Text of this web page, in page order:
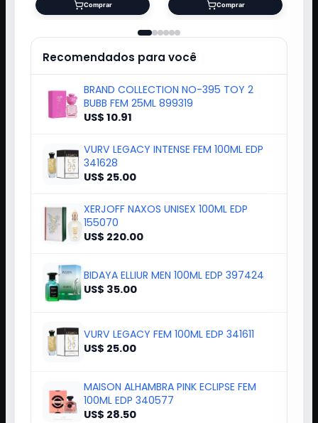
Comprar Comprar
Recomendados para você
BRAND COLLECTION NO-395 TOY 2
BUBB FEM 25ML 899319
US$ 10.91
VURV LEGACY INTENSE FEM 100ML EDP
341628
US$ 25.00
XERJOFF NAXOS UNISEX 100ML EDP
155070
US$ 220.00
BIDAYA ELLIUR MEN 100ML EDP 397424
US$ 35.00
VURV LEGACY FEM 100ML EDP 341611
US$ 25.00
MAISON ALHAMBRA PINK ECLIPSE FEM
100ML EDP 340577
US$ 28.50